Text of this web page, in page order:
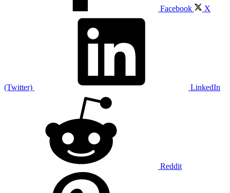
Facebook X
(Twitter) LinkedIn
Reddit